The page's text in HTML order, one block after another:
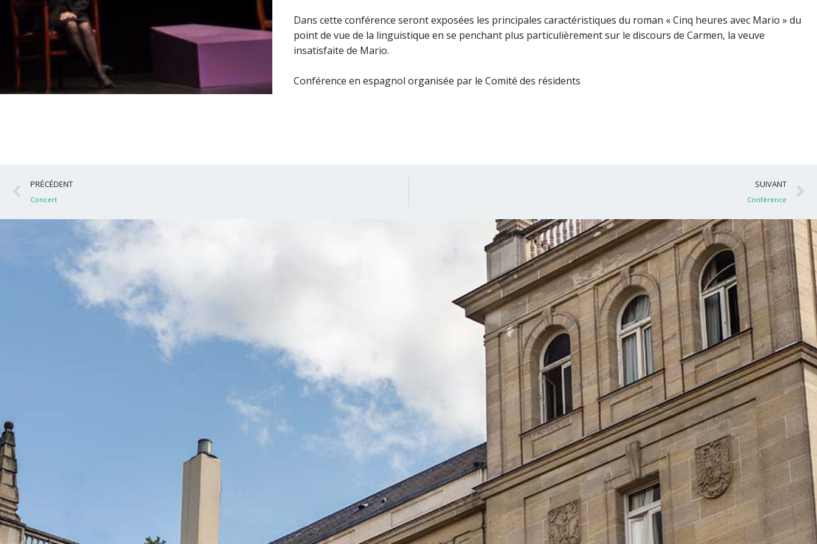
Dans cette conférence seront exposées les principales caractéristiques du roman « Cinq heures avec Mario » du
point de vue de la linguistique en se penchant plus particulièrement sur le discours de Carmen, la veuve
insatisfaite de Mario.
Conférence en espagnol organisée par le Comité des résidents
Précédent
PRÉCÉDENT
Concert
SUIVANT
Conférence